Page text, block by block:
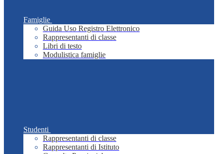
Famiglie
Guida Uso Registro Elettronico
Rappresentanti di classe
Libri di testo
Modulistica famiglie
Studenti
Rappresentanti di classe
Rappresentanti di Istituto